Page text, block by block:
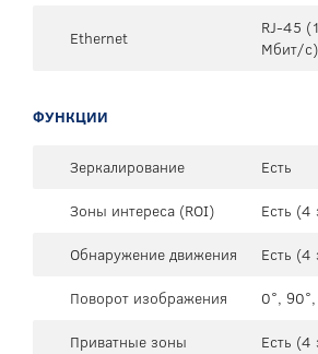
Ethernet
RJ-45
Мбит/с)
ФУНКЦИИ
Зеркалирование
Есть
Зоны интереса (ROI)
Есть
Обнаружение движения
Есть
Поворот изображения
0°,
Приватные зоны
Есть